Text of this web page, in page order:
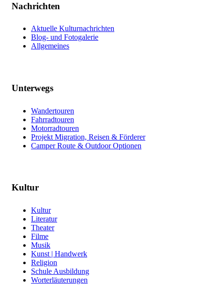
Nachrichten
Aktuelle Kulturnachrichten
Blog- und Fotogalerie
Allgemeines
Unterwegs
Wandertouren
Fahrradtouren
Motorradtouren
Projekt Migration, Reisen & Förderer
Camper Route & Outdoor Optionen
Kultur
Kultur
Literatur
Theater
Filme
Musik
Kunst | Handwerk
Religion
Schule Ausbildung
Worterläuterungen